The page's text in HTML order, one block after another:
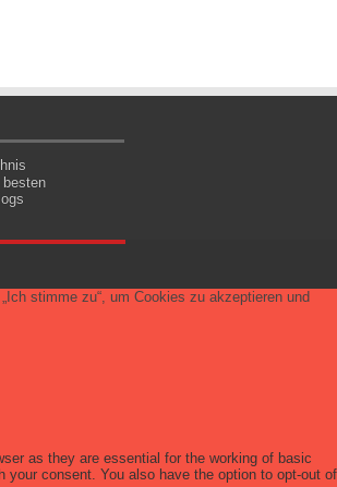
stimme zu“, um Cookies zu akzeptieren und
as they are essential for the working of basic
consent. You also have the option to opt-out of